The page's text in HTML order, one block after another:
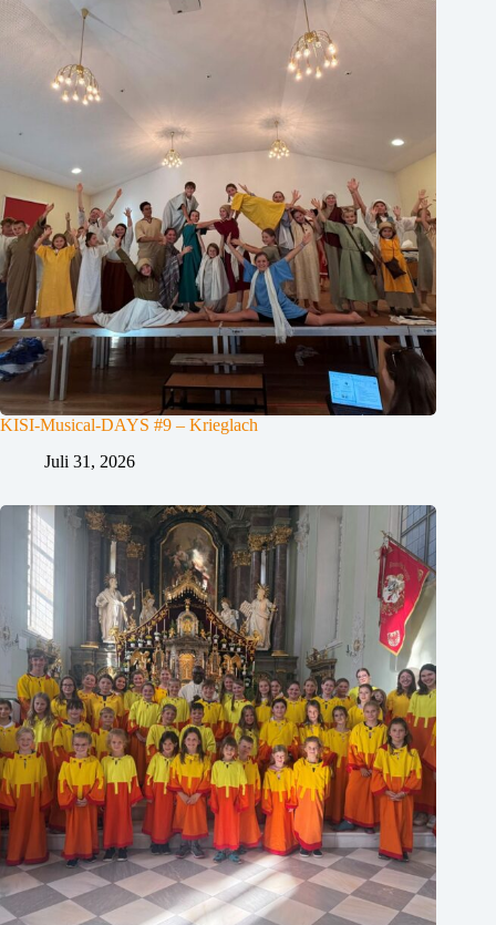
KISI-Musical-DAYS #9 – Krieglach
Juli 31, 2026